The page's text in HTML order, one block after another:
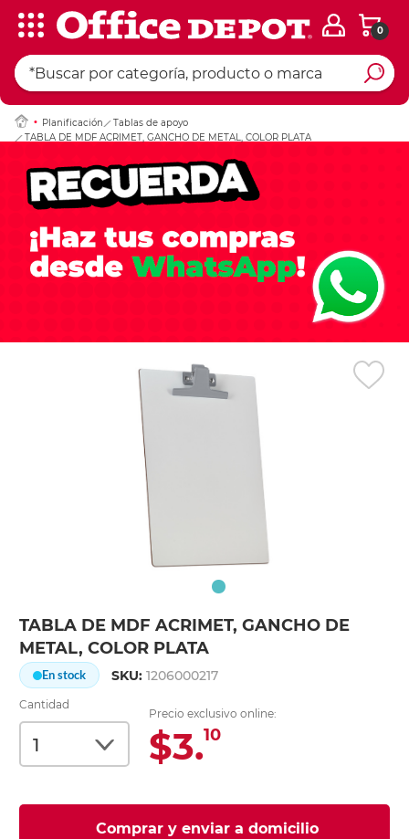
0
Planificación
Tablas de apoyo
TABLA DE MDF ACRIMET, GANCHO DE METAL, COLOR PLATA
TABLA DE MDF ACRIMET, GANCHO DE
METAL, COLOR PLATA
En stock SKU:1206000217
Cantidad
Precio exclusivo online:
$3.10
Comprar y enviar a domicilio
Ingresar Codigo